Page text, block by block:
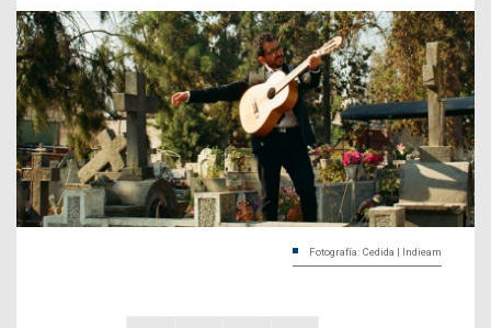
Fotografía: Cedida | Indieam